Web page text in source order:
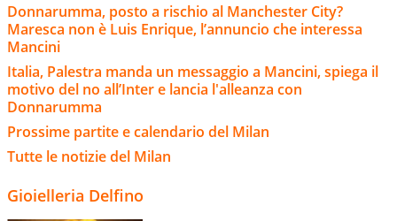
Donnarumma, posto a rischio al Manchester City?
Maresca non è Luis Enrique, l’annuncio che interessa
Mancini
Italia, Palestra manda un messaggio a Mancini, spiega il
motivo del no all’Inter e lancia l'alleanza con
Donnarumma
Prossime partite e calendario del Milan
Tutte le notizie del Milan
Gioielleria Delfino